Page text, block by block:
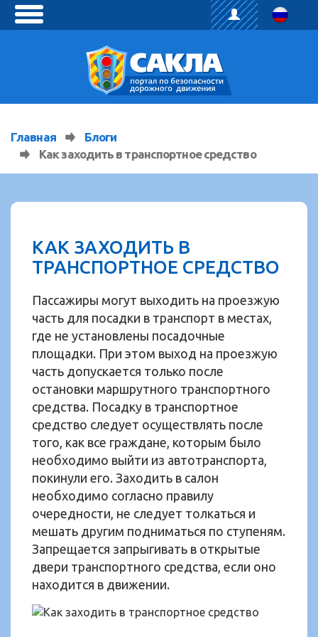
toggle
Главная
Блоги
Как заходить в транспортное средство
КАК ЗАХОДИТЬ В
ТРАНСПОРТНОЕ СРЕДСТВО
Пассажиры могут выходить на проезжую
часть для посадки в транспорт в местах,
где не установлены посадочные
площадки. При этом выход на проезжую
часть допускается только после
остановки маршрутного транспортного
средства. Посадку в транспортное
средство следует осуществлять после
того, как все граждане, которым было
необходимо выйти из автотранспорта,
покинули его. Заходить в салон
необходимо согласно правилу
очередности, не следует толкаться и
мешать другим подниматься по ступеням.
Запрещается запрыгивать в открытые
двери транспортного средства, если оно
находится в движении.